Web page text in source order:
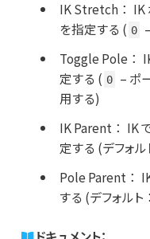
IK Stretch： IK
を指定する ( 0
Toggle Pole ：
定する ( 0 – ポ
用する)
IK Parent ： IK
定する (デフォル
Pole Parent ：
する (デフォルト ：
ドキュメント：